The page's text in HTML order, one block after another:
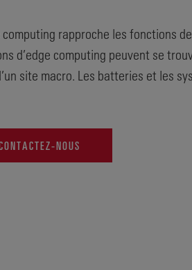
computing rapproche les fonctions
d’edge computing peuvent se
site macro. Les batteries et les
NOUS